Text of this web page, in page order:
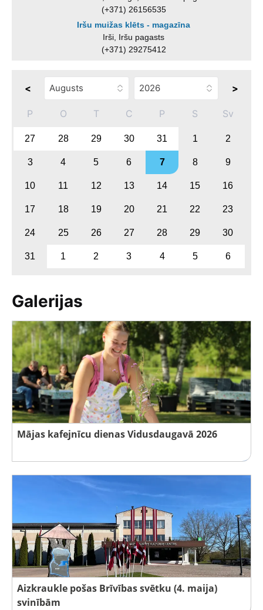
(+371) 26156535
Iršu muižas klēts - magazīna
Irši, Iršu pagasts
(+371) 29275412
< >
P O T C P S Sv
27 28 29 30 31 1 2
3 4 5 6 7 8 9
10 11 12 13 14 15 16
17 18 19 20 21 22 23
24 25 26 27 28 29 30
31 1 2 3 4 5 6
Galerijas
Mājas kafejnīcu dienas Vidusdaugavā 2026
Aizkraukle pošas Brīvības svētku (4. maija)
svinībām